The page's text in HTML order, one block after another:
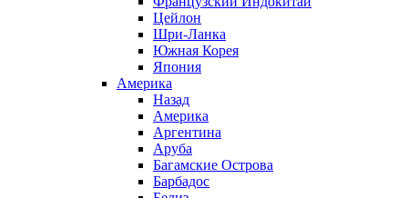
Цейлон
Шри-Ланка
Южная Корея
Япония
Америка
Назад
Америка
Аргентина
Аруба
Багамские Острова
Барбадос